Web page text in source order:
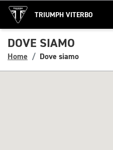
TRIUMPH VITERBO
DOVE SIAMO
Home Dove siamo